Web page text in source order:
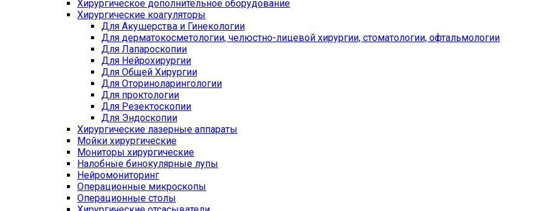
Хирургическое дополнительное оборудование
Хирургические коагуляторы
Для Акушерства и Гинекологии
Для дерматокосметологии, челюстно-лицевой хирургии, стоматологии, офтальмологии
Для Лапароскопии
Для Нейрохирургии
Для Общей Хирургии
Для Оториноларингологии
Для проктологии
Для Резектоскопии
Для Эндоскопии
Хирургические лазерные аппараты
Мойки хирургические
Мониторы хирургические
Налобные бинокулярные лупы
Нейромониторинг
Операционные микроскопы
Операционные столы